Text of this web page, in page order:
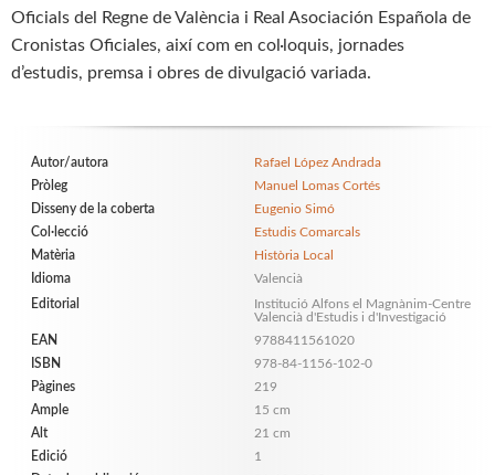
Oficials del Regne de València i Real Asociación Española de
Cronistas Oficiales, així com en col·loquis, jornades
d’estudis, premsa i obres de divulgació variada.
Autor/autora
Rafael López Andrada
Pròleg
Manuel Lomas Cortés
Disseny de la coberta
Eugenio Simó
Col·lecció
Estudis Comarcals
Matèria
Història Local
Idioma
Valencià
Editorial
Institució Alfons el Magnànim-Centre
Valencià d'Estudis i d'Investigació
EAN
9788411561020
ISBN
978-84-1156-102-0
Pàgines
219
Ample
15 cm
Alt
21 cm
Edició
1